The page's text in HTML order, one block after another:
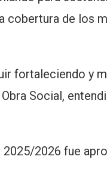
de los
fortaleciendo y
Social,
2026 fue